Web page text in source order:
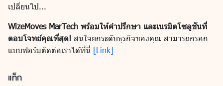
เปลี่ยนไป...
WizeMoves MarTech พร้อมให้คำปรึกษา และเนรมิตโซลูชันที่
ตอบโจทย์คุณที่สุด! สนใจยกระดับธุรกิจของคุณ สามารถกรอก
แบบฟอร์มติดต่อเราได้ที่นี่ [Link]
แท็ก